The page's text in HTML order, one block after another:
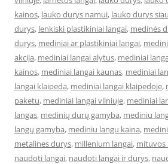
kainos, lauko durys namui, lauko durys
durys, lenkiski plastikiniai langai, medinės
durys, mediniai ar plastikiniai langai,
akcija, mediniai langai alytus, mediniai
kainos, mediniai langai kaunas, mediniai
langai klaipeda, mediniai langai klaipedoje,
paketu, mediniai langai vilniuje, mediniai
langas, medinių durų gamyba, mediniu
langų gamyba, mediniu langu kaina,
metalines durys, millenium langai, mituvos
naudoti langai, naudoti langai ir durys,